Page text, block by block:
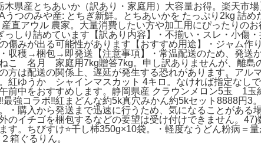
木県産とちあいか（訳あり・家庭用）大容量お得。楽天市
うつのみや産: とちぎ新鮮。とちあいかを たっぷり2kg 詰
産直アウル 農家。大量消費したい方や加工用にぴったり
っしり詰めています【訳あり内容】・不揃い・スレ・小傷
傷みが出る可能性があります【おすすめ用途】・ジャム作
収穫→梱包→即発送【注意事項】・常温配送のため、発送
こ 名月 家庭用7kg贈答7kg。申し訳ありませんが、離島
方は配送の関係上、遅延が発生する恐れがあります。ア
紅ゆうか シャインマスカット 4キロ。なければ指定なし
前中をおすすめします。静岡県産 クラウンメロン5玉 1
最強コラボ‼️紅まどんな約5k真穴みかん約5kセット8888円
・購入から発送まで迅速に行うため、気になることがあ
外のイチゴを梱包するなどの要望は受け付けできませ
す。ちびすけ⭐️干し柿350g×10袋。・軽度なうどん粉病
箱ぐるりん。